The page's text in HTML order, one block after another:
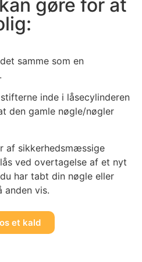
gøre for at
samme som en
inde i låsecylinderen
den gamle nøgle/nøgler
af sikkerhedsmæssige
ved overtagelse af et nyt
har tabt din nøgle eller
anden vis.
et kald